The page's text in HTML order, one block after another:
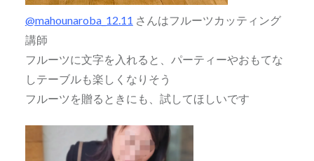
@mahounaroba_12.11 さんはフルーツカッティング
講師
フルーツに文字を入れると、パーティーやおもてな
しテーブルも楽しくなりそう
フルーツを贈るときにも、試してほしいです